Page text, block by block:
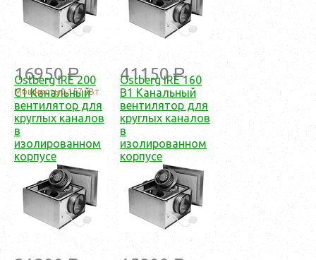
16950a
Мощность 0,157 кВт
41150a
Ostberg IRE 200
C1 Канальный
вентилятор для
круглых каналов
в
изолированном
корпусе
Ostberg IRE 160
B1 Канальный
вентилятор для
круглых каналов
в
изолированном
корпусе